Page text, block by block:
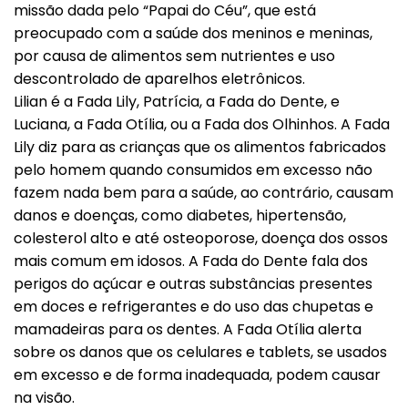
missão dada pelo “Papai do Céu”, que está
preocupado com a saúde dos meninos e meninas,
por causa de alimentos sem nutrientes e uso
descontrolado de aparelhos eletrônicos.
Lilian é a Fada Lily, Patrícia, a Fada do Dente, e
Luciana, a Fada Otília, ou a Fada dos Olhinhos. A Fada
Lily diz para as crianças que os alimentos fabricados
pelo homem quando consumidos em excesso não
fazem nada bem para a saúde, ao contrário, causam
danos e doenças, como diabetes, hipertensão,
colesterol alto e até osteoporose, doença dos ossos
mais comum em idosos. A Fada do Dente fala dos
perigos do açúcar e outras substâncias presentes
em doces e refrigerantes e do uso das chupetas e
mamadeiras para os dentes. A Fada Otília alerta
sobre os danos que os celulares e tablets, se usados
em excesso e de forma inadequada, podem causar
na visão.